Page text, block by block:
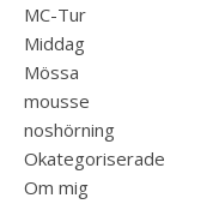
MC-Tur
Middag
Mössa
mousse
noshörning
Okategoriserade
Om mig